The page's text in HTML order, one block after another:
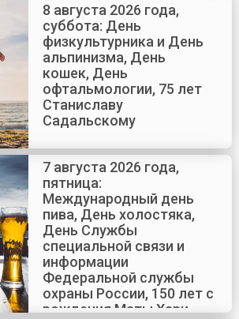
8 августа 2026 года,
суббота: День
физкультурника и День
альпинизма, День
кошек, День
офтальмологии, 75 лет
Станиславу
Садальскому
7 августа 2026 года,
пятница:
Международный день
пива, День холостяка,
День Службы
специальной связи и
информации
Федеральной службы
охраны России, 150 лет с
рождения Маты Хари